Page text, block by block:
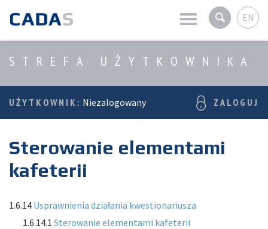
EN
Aktualności
O firmie
Usługi
STREFA UŻYTKOWNIKA
UŻYTKOWNIK: Niezalogowany ZALOGUJ
Sterowanie elementami
kafeterii
1.6.14 Usprawnienia działania kwestionariusza
1.6.14.1 Sterowanie elementami kafeterii